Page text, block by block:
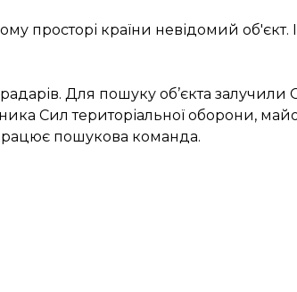
просторі країни невідомий об'єкт.
Для пошуку об’єкта залучили
Сил територіальної оборони,
пошукова команда.